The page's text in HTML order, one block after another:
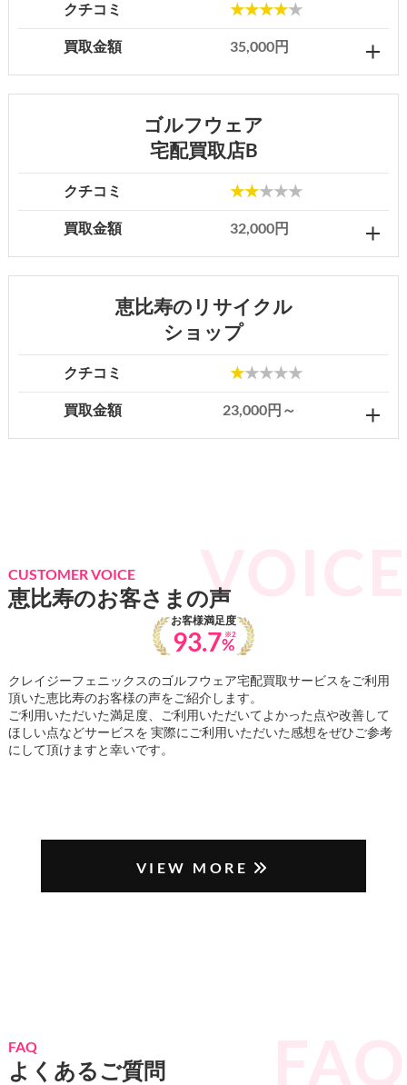
クチコミ ★★★★★
買取金額 35,000円
ゴルフウェア
宅配買取店B
クチコミ ★★★★★
買取金額 32,000円
恵比寿のリサイクル
ショップ
クチコミ ★★★★★
買取金額 23,000円～
CUSTOMER VOICE
恵比寿のお客さまの声
お客様満足度
93.7 ※2
%
クレイジーフェニックスのゴルフウェア宅配買取サービスをご利用
頂いた恵比寿のお客様の声をご紹介します。
ご利用いただいた満足度、ご利用いただいてよかった点や改善して
ほしい点などサービスを 実際にご利用いただいた感想をぜひご参考
にして頂けますと幸いです。
VIEW MORE
FAQ
よくあるご質問